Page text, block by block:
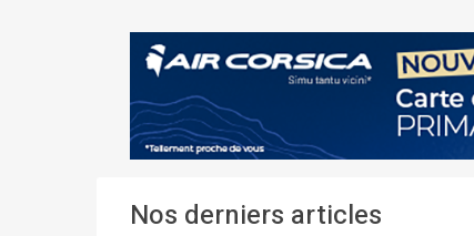
Nos derniers articles